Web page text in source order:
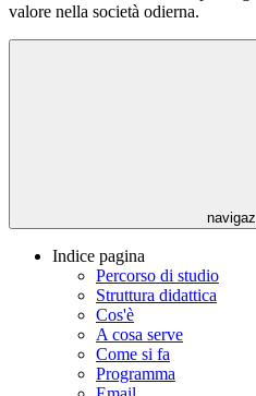
valore nella società odierna.
Indice pagina
Percorso di studio
Struttura didattica
Cos'è
A cosa serve
Come si fa
Programma